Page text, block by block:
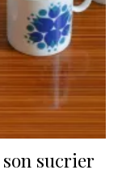
sucrier